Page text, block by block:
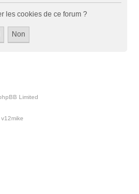
les cookies de ce forum ?
Limited